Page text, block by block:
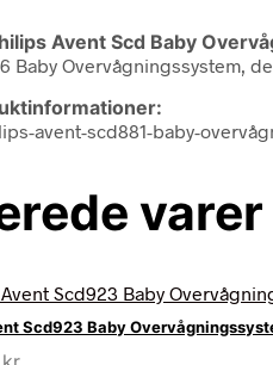
Avent Scd Baby
Baby
avent-scd881-baby-
varer
Scd923 Baby